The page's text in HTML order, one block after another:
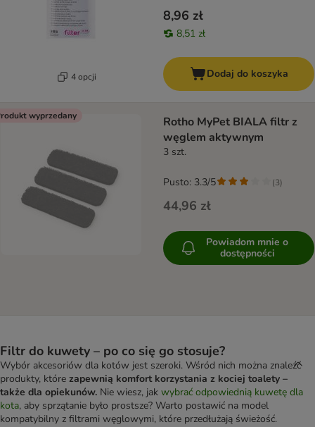
4 opcji
8,96 zł
8,51 zł
Dodaj do koszyka
wyprzedany
Rotho MyPet BIALA filtr z
węglem aktywnym
3 szt.
44,96 zł
Pusto: 3.3/5 (3)
Powiadom mnie o
dostępności
Filtr do kuwety – po co się go stosuje?
Wybór akcesoriów dla kotów jest szeroki. Wśród nich można znaleźć
produkty, które zapewnią komfort korzystania z kociej toalety –
także dla opiekunów. Nie wiesz, jak wybrać odpowiednią kuwetę dla
kota, aby sprzątanie było prostsze? Warto postawić na model
kompatybilny z filtrami węglowymi, które przedłużają świeżość.